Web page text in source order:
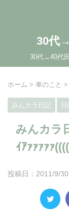
30代
30代→40代
ホーム > 車のこと >
みんカラ日記
みんカラ
ｲｱｧｧｧｧｧ
投稿日：2011/9/30